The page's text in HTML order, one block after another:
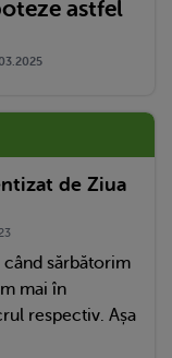
astfel
de Ziua
când sărbătorim
mai în
respectiv. Așa